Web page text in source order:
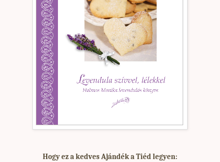
Hogy ez a kedves Ajándék a Tiéd legyen: